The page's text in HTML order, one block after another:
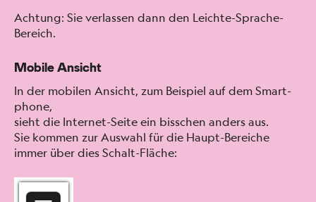
Achtung: Sie ver­lassen dann den Leichte-Sprache-
Bere­ich.
Mobile Ansicht
In der mobilen Ansicht, zum Beispiel auf dem Smart­
phone,
sieht die Inter­net-Seite ein biss­chen anders aus.
Sie kom­men zur Auswahl für die Haupt-Bere­iche
immer über dies Schalt-Fläche: